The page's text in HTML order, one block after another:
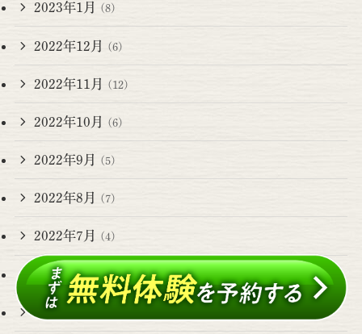
2023年1月 (8)
2022年12月 (6)
2022年11月 (12)
2022年10月 (6)
2022年9月 (5)
2022年8月 (7)
2022年7月 (4)
2022年6月(7)
2022年5月